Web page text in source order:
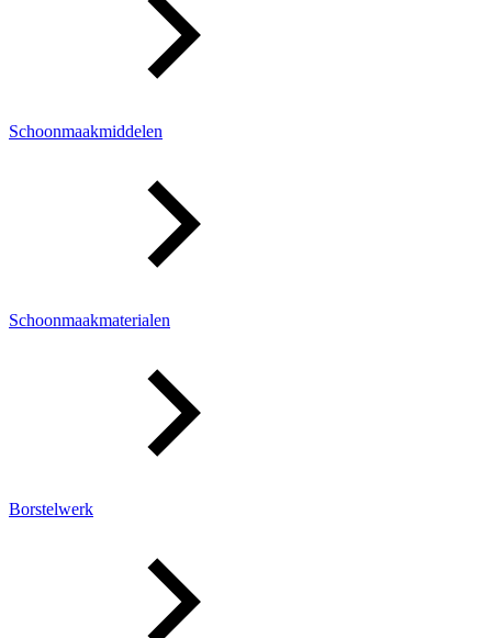
Schoonmaakmiddelen
Schoonmaakmaterialen
Borstelwerk